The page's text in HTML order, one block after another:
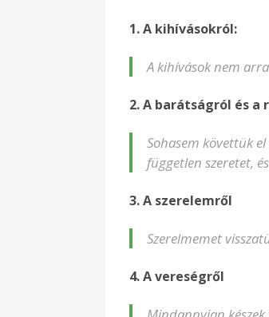
1. A kihívásokról:
A kihívások nem
2. A barátságról és a
Sohasem követtük
független szeretet,
3. A szerelemről
Szerelmemet
4. A vereségről